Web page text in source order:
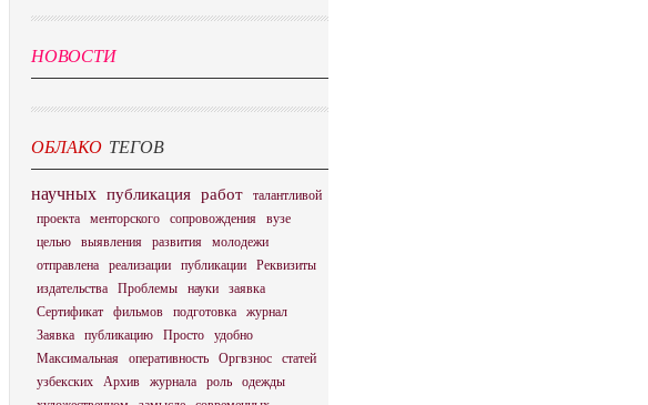
НОВОСТИ
ОБЛАКО ТЕГОВ
научных публикация работ талантливой
проекта менторского сопровождения вузе
целью выявления развития молодежи
отправлена реализации публикации Реквизиты
издательства Проблемы науки заявка
Сертификат фильмов подготовка журнал
Заявка публикацию Просто удобно
Максимальная оперативность Оргвзнос статей
узбекских
Архив журнала роль одежды